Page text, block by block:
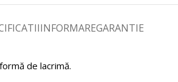
INFORMAREGARANTIE
de lacrimă.